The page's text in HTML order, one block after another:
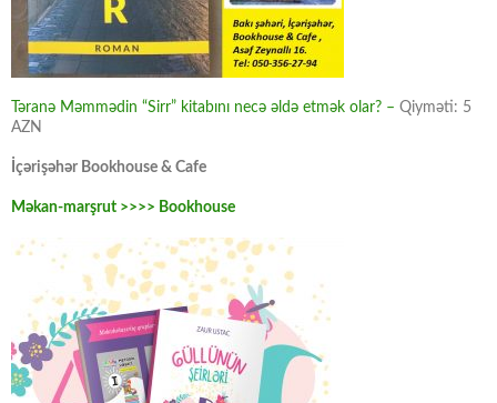
Təranə Məmmədin “Sirr” kitabını necə əldə etmək olar? – Qiyməti: 5
AZN
İçərişəhər Bookhouse & Cafe
Məkan-marşrut >>>> Bookhouse